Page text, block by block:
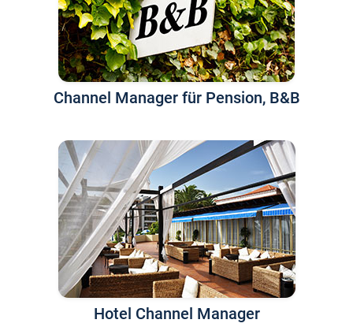
Channel Manager für Pension, B&B
Hotel Channel Manager